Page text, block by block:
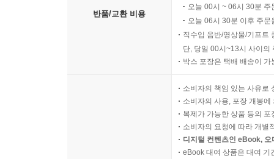
반품/교환 비용
오늘 00시 ~ 06시 30분
오늘 06시 30분 이후 주
직수입 음반/영상물/기프트
단, 당일 00시~13시 사이의
박스 포장은 택배 배송이
소비자의 책임 있는 사유로
소비자의 사용, 포장 개봉
복제가 가능한 상품 등의
소비자의 요청에 따라 개별
디지털 컨텐츠인 eBook,
eBook 대여 상품은 대여 기